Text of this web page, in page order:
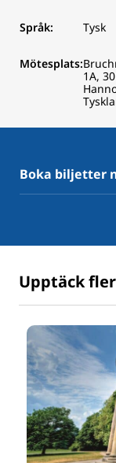
Språk: Tysk
Mötesplats:
1A,
Boka biljetter
Upptäck